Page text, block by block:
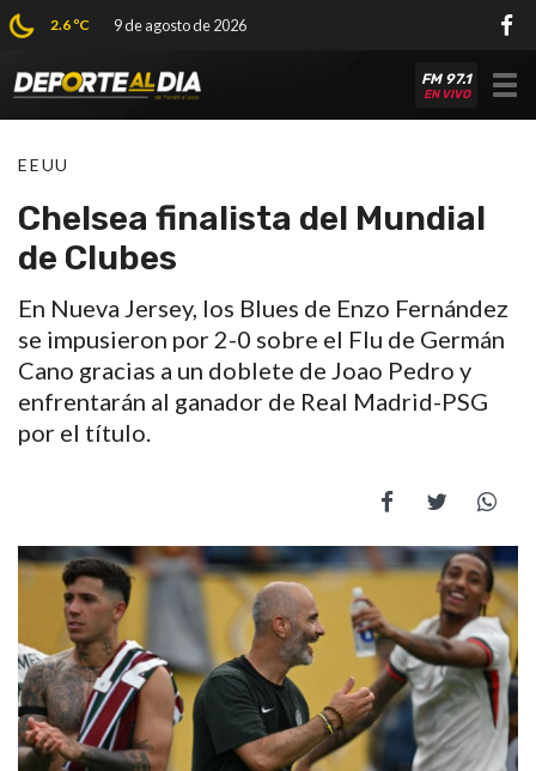
2.6 ºC 9 de agosto de 2026
FM 97.1
EN VIVO
EEUU
Chelsea finalista del Mundial
de Clubes
En Nueva Jersey, los Blues de Enzo Fernández
se impusieron por 2-0 sobre el Flu de Germán
Cano gracias a un doblete de Joao Pedro y
enfrentarán al ganador de Real Madrid-PSG
por el título.